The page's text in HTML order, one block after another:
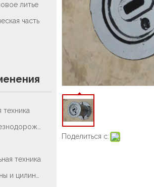
литье
часть
техника
техника
Поделиться с: